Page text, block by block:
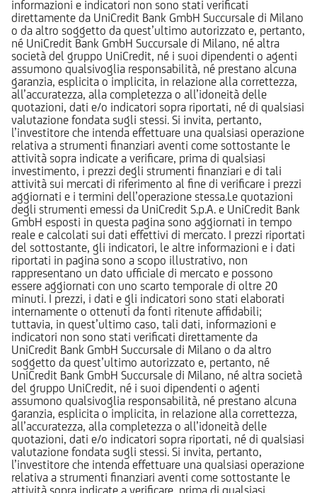
informazioni e indicatori non sono stati verificati
direttamente da UniCredit Bank GmbH Succursale di Milano
o da altro soggetto da quest’ultimo autorizzato e, pertanto,
né UniCredit Bank GmbH Succursale di Milano, né altra
società del gruppo UniCredit, né i suoi dipendenti o agenti
assumono qualsivoglia responsabilità, né prestano alcuna
garanzia, esplicita o implicita, in relazione alla correttezza,
all’accuratezza, alla completezza o all’idoneità delle
quotazioni, dati e/o indicatori sopra riportati, né di qualsiasi
valutazione fondata sugli stessi. Si invita, pertanto,
l’investitore che intenda effettuare una qualsiasi operazione
relativa a strumenti finanziari aventi come sottostante le
attività sopra indicate a verificare, prima di qualsiasi
investimento, i prezzi degli strumenti finanziari e di tali
attività sui mercati di riferimento al fine di verificare i prezzi
aggiornati e i termini dell’operazione stessa.Le quotazioni
degli strumenti emessi da UniCredit S.p.A. e UniCredit Bank
GmbH esposti in questa pagina sono aggiornati in tempo
reale e calcolati sui dati effettivi di mercato. I prezzi riportati
del sottostante, gli indicatori, le altre informazioni e i dati
riportati in pagina sono a scopo illustrativo, non
rappresentano un dato ufficiale di mercato e possono
essere aggiornati con uno scarto temporale di oltre 20
minuti. I prezzi, i dati e gli indicatori sono stati elaborati
internamente o ottenuti da fonti ritenute affidabili;
tuttavia, in quest’ultimo caso, tali dati, informazioni e
indicatori non sono stati verificati direttamente da
UniCredit Bank GmbH Succursale di Milano o da altro
soggetto da quest’ultimo autorizzato e, pertanto, né
UniCredit Bank GmbH Succursale di Milano, né altra società
del gruppo UniCredit, né i suoi dipendenti o agenti
assumono qualsivoglia responsabilità, né prestano alcuna
garanzia, esplicita o implicita, in relazione alla correttezza,
all’accuratezza, alla completezza o all’idoneità delle
quotazioni, dati e/o indicatori sopra riportati, né di qualsiasi
valutazione fondata sugli stessi. Si invita, pertanto,
l’investitore che intenda effettuare una qualsiasi operazione
relativa a strumenti finanziari aventi come sottostante le
attività sopra indicate a verificare, prima di qualsiasi